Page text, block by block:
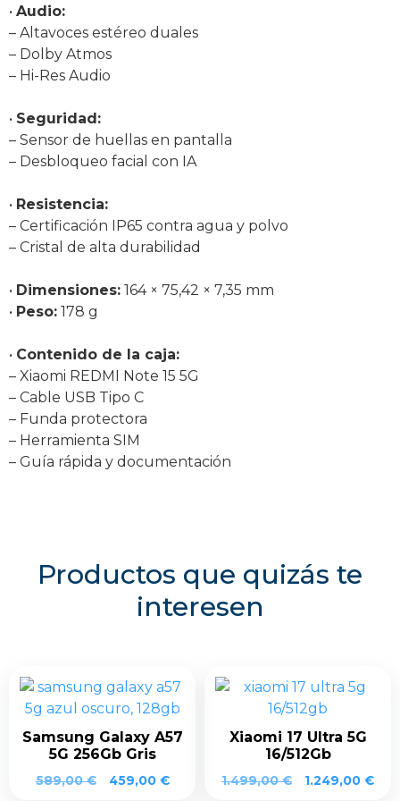
• Audio:
– Altavoces estéreo duales
– Dolby Atmos
– Hi-Res Audio
• Seguridad:
– Sensor de huellas en pantalla
– Desbloqueo facial con IA
• Resistencia:
– Certificación IP65 contra agua y polvo
– Cristal de alta durabilidad
• Dimensiones: 164 × 75,42 × 7,35 mm
• Peso: 178 g
• Contenido de la caja:
– Xiaomi REDMI Note 15 5G
– Cable USB Tipo C
– Funda protectora
– Herramienta SIM
– Guía rápida y documentación
Productos que quizás te
interesen
Samsung Galaxy A57
5G 256Gb Gris
589,00€
El
459,00 €El
Xiaomi 17 Ultra 5G
16/512Gb
1.499,00€ 1.249,00 €